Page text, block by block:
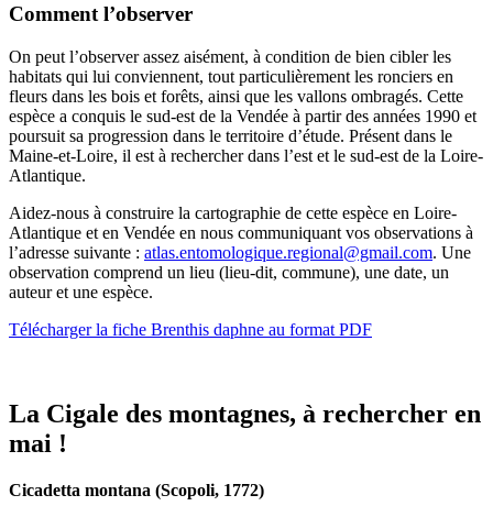
Comment l’observer
On peut l’observer assez aisément, à condition de bien cibler les
habitats qui lui conviennent, tout particulièrement les ronciers en
fleurs dans les bois et forêts, ainsi que les vallons ombragés. Cette
espèce a conquis le sud-est de la Vendée à partir des années 1990 et
poursuit sa progression dans le territoire d’étude. Présent dans le
Maine-et-Loire, il est à rechercher dans l’est et le sud-est de la Loire-
Atlantique.
Aidez-nous à construire la cartographie de cette espèce en Loire-
Atlantique et en Vendée en nous communiquant vos observations à
l’adresse suivante : atlas.entomologique.regional@gmail.com. Une
observation comprend un lieu (lieu-dit, commune), une date, un
auteur et une espèce.
Télécharger la fiche Brenthis daphne au format PDF
La Cigale des montagnes, à rechercher en
mai !
Cicadetta montana (Scopoli, 1772)